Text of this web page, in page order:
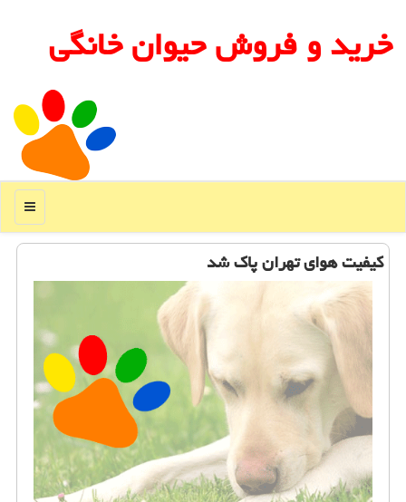
خرید و فروش حیوان خانگی
منو
كیفیت هوای تهران پاك شد